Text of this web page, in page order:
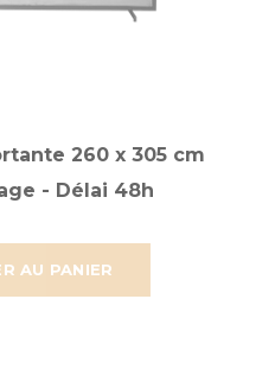
AU PANIER
260 x 305 cm
- Délai 48h